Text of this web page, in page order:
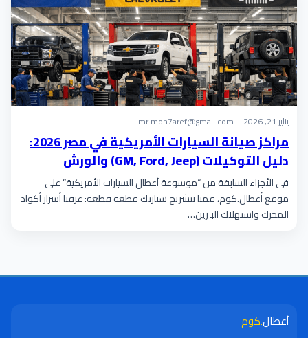
يناير 21, 2026 —
mr.mon7aref@gmail.com
مراكز صيانة السيارات الأمريكية في مصر 2026:
دليل التوكيلات (GM, Ford, Jeep) والورش
المتخصصة
في الأجزاء السابقة من “موسوعة أعطال السيارات الأمريكية” على
موقع أعطال.كوم، قمنا بتشريح سيارتك قطعة قطعة: عرفنا أسرار أكواد
المحرك واستهلاك البنزين…
أعطال.كوم